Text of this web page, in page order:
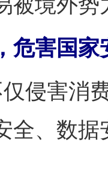
害国家
侵害消
全、数